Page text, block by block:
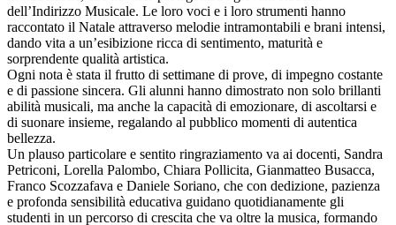
dell’Indirizzo Musicale. Le loro voci e i loro strumenti hanno
raccontato il Natale attraverso melodie intramontabili e brani intensi,
dando vita a un’esibizione ricca di sentimento, maturità e
sorprendente qualità artistica.
Ogni nota è stata il frutto di settimane di prove, di impegno costante
e di passione sincera. Gli alunni hanno dimostrato non solo brillanti
abilità musicali, ma anche la capacità di emozionare, di ascoltarsi e
di suonare insieme, regalando al pubblico momenti di autentica
bellezza.
Un plauso particolare e sentito ringraziamento va ai docenti, Sandra
Petriconi, Lorella Palombo, Chiara Pollicita, Gianmatteo Busacca,
Franco Scozzafava e Daniele Soriano, che con dedizione, pazienza
e profonda sensibilità educativa guidano quotidianamente gli
studenti in un percorso di crescita che va oltre la musica, formando